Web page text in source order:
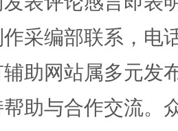
症？
采编部联系，电
助网站属多元发
助与合作交流。